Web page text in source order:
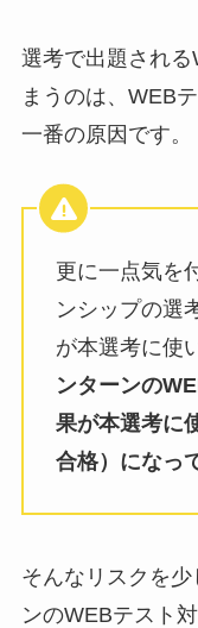
選考で出題され
まうのは、WEB
一番の原因です。
更に一点気を
ンシップの選
が本選考に使
ンターンの
果が本選考に
合格）になっ
そんなリスクを
ンのWEBテスト対